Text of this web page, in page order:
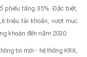
phiếu tăng 35%. Đặc biệt,
triệu tài khoản, vượt mục
khoán đến năm 2030.
tin mới - hệ thống KRX,